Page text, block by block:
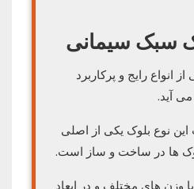
سبک سیمانی
از انواع رایج و پرکاربرد
آید.
نوع بلوک یکی از اصلی
ها در ساخت و ساز است.
وزن های مختلف و در ابعاد